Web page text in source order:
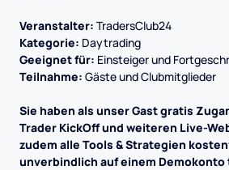
Veranstalter: TradersClub24
Kategorie: Daytrading
Geeignet für: Einsteiger und
Teilnahme: Gäste und Clubmitglieder
Sie haben als unser Gast gratis
Trader KickOff und weiteren Live-
zudem alle Tools & Strategien
unverbindlich auf einem Demokonto